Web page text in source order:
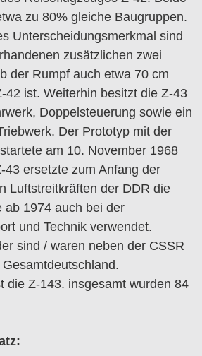
zu 80% gleiche Baugruppen.
Unterscheidungsmerkmal sind
zusätzlichen zwei
der Rumpf auch etwa 70 cm
42 ist. Weiterhin besitzt die Z-43
Doppelsteuerung sowie ein
Der Prototyp mit der
am 10. November 1968
43 ersetzte zum Anfang der
Luftstreitkräften der DDR die
ab 1974 auch bei der
und Technik verwendet.
sind / waren neben der CSSR
die Z-143. insgesamt wurden 84